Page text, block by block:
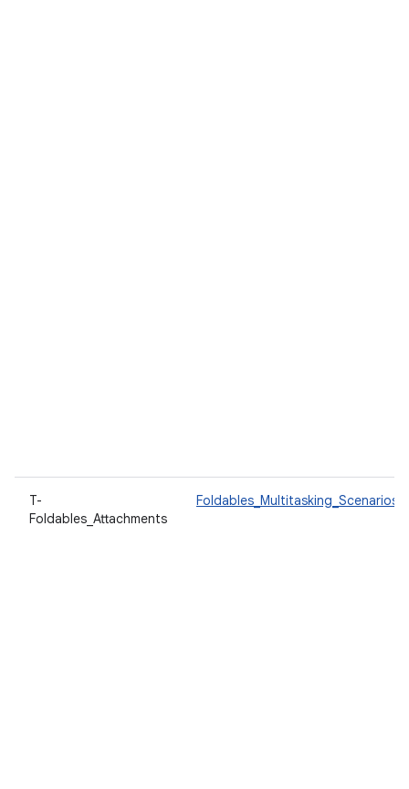
T-
Foldables_Attachments
Foldables_Multitasking_Scenarios